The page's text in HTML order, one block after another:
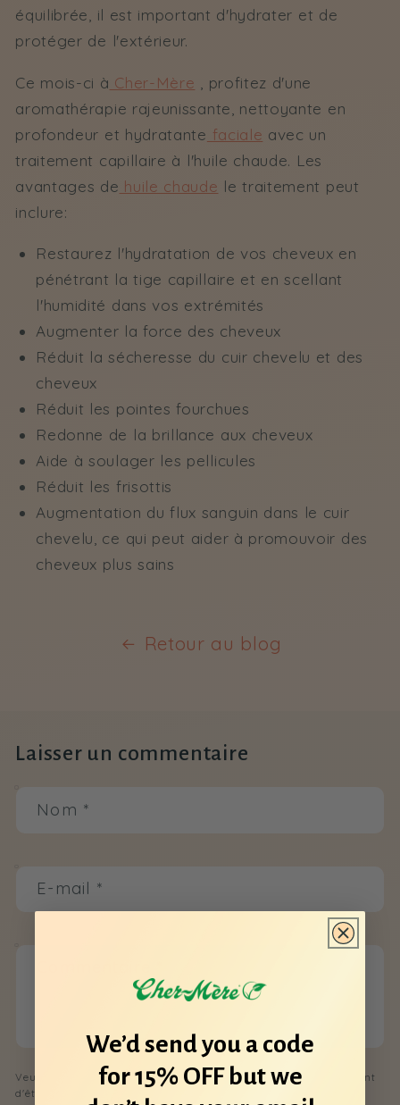
équilibrée, il est important d'hydrater et de
protéger de l'extérieur.
Ce mois-ci à Cher-Mère , profitez d'une
aromathérapie rajeunissante, nettoyante en
profondeur et hydratante faciale avec un
traitement capillaire à l'huile chaude. Les
avantages de huile chaude le traitement peut
inclure:
Restaurez l'hydratation de vos cheveux en
pénétrant la tige capillaire et en scellant
l'humidité dans vos extrémités
Augmenter la force des cheveux
Réduit la sécheresse du cuir chevelu et des
cheveux
Réduit les pointes fourchues
Redonne de la brillance aux cheveux
Aide à soulager les pellicules
Réduit les frisottis
Augmentation du flux sanguin dans le cuir
chevelu, ce qui peut aider à promouvoir des
cheveux plus sains
Retour au blog
Laisser un commentaire
Nom *
E-mail *
Veuillez noter que les commentaires doivent être approuvés avant
d'être publiés.
We’d send you a code
for 15% OFF but we